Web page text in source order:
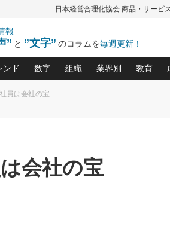
日本経営合理化協会 商品・サービ
報
” と ”文字” のコラムを毎週更新！
極意
きたい、知っておきたい、やってお
理講座(95)
グジバチの『経営戦略の新常識』(12)
社長の３分間スピーチ」ネタ帳(159)
ンド
森の「今月のヒット商品」(109)
数字
おカネが残る決算書にするため
会社を守り抜くための緊急対策
強い決算書の会社はココが違う！
組織
職場の生産性を下げるハ
賃金決定の定石(68)
顧客・社員・社会から支
業界別
大久保一彦の“流
柿内幸夫─社長の
教育
あな
クレ
クレ
デキ
東川
員は会社の宝
会社の宝